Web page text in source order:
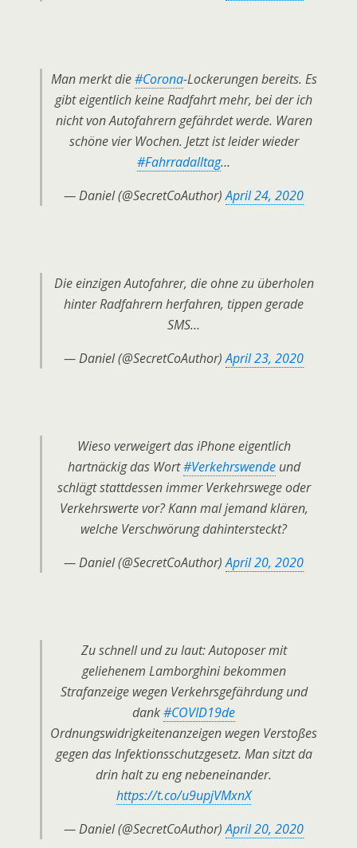
Man merkt die#Corona-Lockerungen bereits. Es
gibt eigentlich keine Radfahrt mehr, bei der ich
nicht von Autofahrern gefährdet werde. Waren
schöne vier Wochen. Jetzt ist leider wieder
#Fahrradalltag…
— Daniel (@SecretCoAuthor)April 24, 2020
Die einzigen Autofahrer, die ohne zu überholen
hinter Radfahrern herfahren, tippen gerade
SMS…
— Daniel (@SecretCoAuthor)April 23, 2020
Wieso verweigert das iPhone eigentlich
hartnäckig das Wort#Verkehrswendeund
schlägt stattdessen immer Verkehrswege oder
Verkehrswerte vor? Kann mal jemand klären,
welche Verschwörung dahintersteckt?
— Daniel (@SecretCoAuthor)April 20, 2020
Zu schnell und zu laut: Autoposer mit
geliehenem Lamborghini bekommen
Strafanzeige wegen Verkehrsgefährdung und
dank#COVID19de
Ordnungswidrigkeitenanzeigen wegen Verstoßes
gegen das Infektionsschutzgesetz. Man sitzt da
drin halt zu eng nebeneinander.
https://t.co/u9upjVMxnX
— Daniel (@SecretCoAuthor)April 20, 2020